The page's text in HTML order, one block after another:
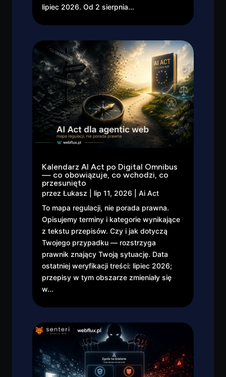
lipiec 2026. Od 2 sierpnia...
Kalendarz AI Act po Digital Omnibus
— co obowiązuje, co wchodzi, co
przesunięto
przez Łukasz lip 11, 2026
Ai Act
To mapa regulacji, nie porada prawna.
Opisujemy terminy i kategorie wynikające
z tekstu przepisów. Czy i jak dotyczą
Twojego przypadku — rozstrzyga
prawnik znający Twoją sytuację. Data
ostatniej weryfikacji treści: lipiec 2026;
przepisy w tym obszarze zmieniały się
w...